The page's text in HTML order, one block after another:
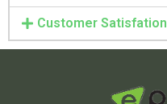
Customer Satisfation